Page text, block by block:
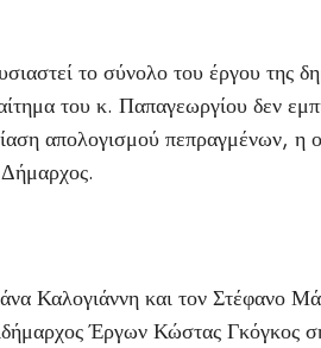
το σύνολο του έργου της
του κ. Παπαγεωργίου δεν
απολογισμού πεπραγμένων, η
Καλογιάννη και τον Στέφανο
Έργων Κώστας Γκόγκος